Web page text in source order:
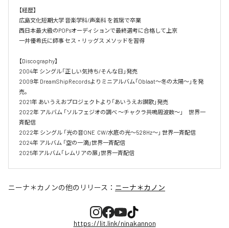
【経歴】
広島文化短期大学 音楽学科/声楽科 を首席で卒業
西日本最大級のPOPsオーディションで最終選考に合格して上京
一井優希氏に師事 セス・リッグス メソッドを習得
【Discography】
2004年 シングル「正しい気持ち/そんな日」発売
2009年 DreamShipRecordsよりミニアルバム「Oblaat～冬の太陽～」を発
売。
2021年 あいうえおプロジェクトより「あいうえお讃歌」発売
2022年 アルバム 「ソルフェジオの調べ ～チャクラ共鳴周波数～」　世界一
斉配信
2022年 シングル 「光の音ONE  CW/水底の光～528Hz～」 世界一斉配信
2024年 アルバム 「空の一滴」世界一斉配信
2025年アルバム「レムリアの扉」世界一斉配信
ニーナ＊カノンの他のリリース： ニーナ＊カノン
https://lit.link/ninakannon